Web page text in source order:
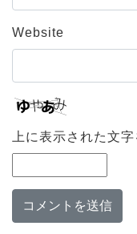
Website
上に表示された文